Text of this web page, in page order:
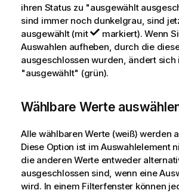
ihren Status zu "ausgewählt
sind immer noch dunkelgrau, sind
ausgewählt (mit
markiert). Wenn
Auswahlen aufheben, durch die
ausgeschlossen wurden, ändert sich
"ausgewählt" (grün).
Wählbare Werte
Alle wählbaren Werte (weiß) werden
Diese Option ist im Auswahlelement
die anderen Werte entweder
ausgeschlossen sind, wenn eine
wird. In einem Filterfenster können